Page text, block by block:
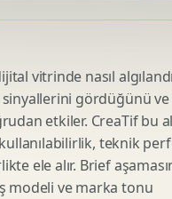
Influencer
3D Urun
Mimari 3D
vitrinde nasıl
sinyallerini gördüğünü
etkiler. CreaTif bu
teknik
ele alır. Brief
modeli ve marka tonu